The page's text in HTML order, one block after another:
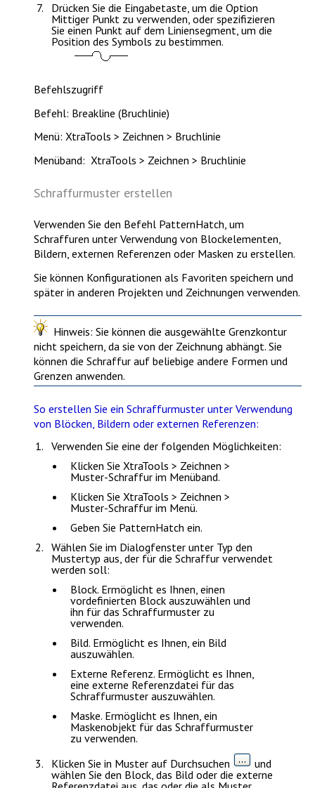
Drücken Sie die Eingabetaste, um die Option
Mittiger Punkt zu verwenden, oder spezifizieren
Sie einen Punkt auf dem Liniensegment, um die
Position des Symbols zu bestimmen.
Befehlszugriff
Befehl: Breakline (Bruchlinie)
Menü: XtraTools > Zeichnen > Bruchlinie
Menüband: XtraTools > Zeichnen > Bruchlinie
Schraffurmuster erstellen
Verwenden Sie den Befehl PatternHatch, um
Schraffuren unter Verwendung von Blockelementen,
Bildern, externen Referenzen oder Masken zu erstellen.
Sie können Konfigurationen als Favoriten speichern und
später in anderen Projekten und Zeichnungen verwenden.
Hinweis: Sie können die ausgewählte Grenzkontur
nicht speichern, da sie von der Zeichnung abhängt. Sie
können die Schraffur auf beliebige andere Formen und
Grenzen anwenden.
So erstellen Sie ein Schraffurmuster unter Verwendung
von Blöcken, Bildern oder externen Referenzen:
Verwenden Sie eine der folgenden Möglichkeiten:
Klicken SieXtraTools > Zeichnen >
Muster-Schraffur im Menüband.
Klicken SieXtraTools > Zeichnen >
Muster-Schraffur im Menü.
Geben Sie PatternHatch ein.
Wählen Sie im Dialogfenster unter Typ den
Mustertyp aus, der für die Schraffur verwendet
werden soll:
Block. Ermöglicht es Ihnen, einen
vordefinierten Block auszuwählen und
ihn für das Schraffurmuster zu
verwenden.
Bild. Ermöglicht es Ihnen, ein Bild
auszuwählen.
Externe Referenz. Ermöglicht es Ihnen,
eine externe Referenzdatei für das
Schraffurmuster auszuwählen.
Maske. Ermöglicht es Ihnen, ein
Maskenobjekt für das Schraffurmuster
zu verwenden.
Klicken Sie in Muster auf Durchsuchen
und
wählen Sie den Block, das Bild oder die externe